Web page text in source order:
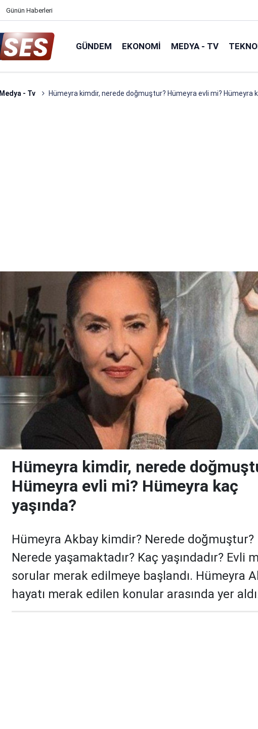
Günün Haberleri
GÜNDEM EKONOMI MEDYA - TV
Medya - Tv Hümeyra kimdir, nerede doğmuştur? Hümeyra evli mi? Hümeyra
Hümeyra kimdir, nerede
Hümeyra evli mi? Hümeyra kaç
yaşında?
Hümeyra Akbay kimdir? Nerede doğmuştur?
Nerede yaşamaktadır? Kaç yaşındadır? Evli
sorular merak edilmeye başlandı. Hümeyra
hayatı merak edilen konular arasında yer